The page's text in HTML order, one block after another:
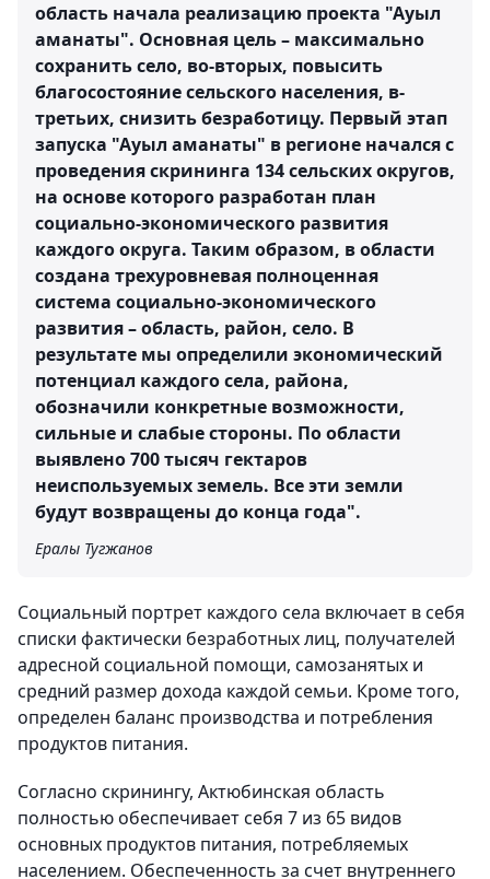
область начала реализацию проекта "Ауыл
аманаты". Основная цель – максимально
сохранить село, во-вторых, повысить
благосостояние сельского населения, в-
третьих, снизить безработицу. Первый этап
запуска "Ауыл аманаты" в регионе начался с
проведения скрининга 134 сельских округов,
на основе которого разработан план
социально-экономического развития
каждого округа. Таким образом, в области
создана трехуровневая полноценная
система социально-экономического
развития – область, район, село. В
результате мы определили экономический
потенциал каждого села, района,
обозначили конкретные возможности,
сильные и слабые стороны. По области
выявлено 700 тысяч гектаров
неиспользуемых земель. Все эти земли
будут возвращены до конца года".
Ералы Тугжанов
Социальный портрет каждого села включает в себя
списки фактически безработных лиц, получателей
адресной социальной помощи, самозанятых и
средний размер дохода каждой семьи. Кроме того,
определен баланс производства и потребления
продуктов питания.
Согласно скринингу, Актюбинская область
полностью обеспечивает себя 7 из 65 видов
основных продуктов питания, потребляемых
населением. Обеспеченность за счет внутреннего